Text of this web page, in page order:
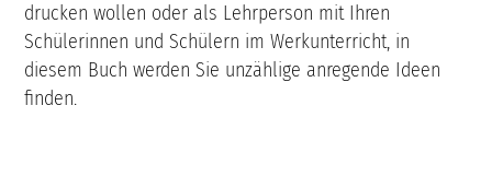
drucken wollen oder als Lehrperson mit Ihren
Schülerinnen und Schülern im Werkunterricht, in
diesem Buch werden Sie unzählige anregende Ideen
finden.